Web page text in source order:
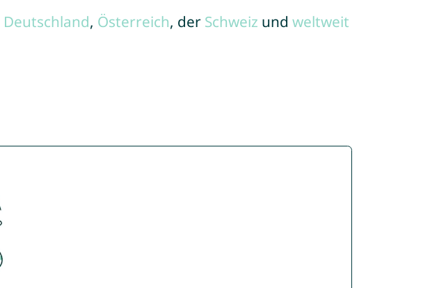
Deutschland, Österreich, der Schweiz und weltweit